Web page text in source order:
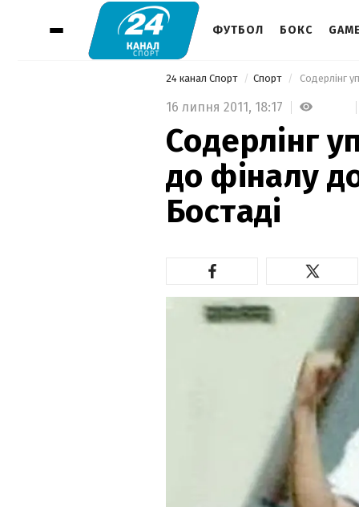
ФУТБОЛ БОКС
24 канал Спорт Спорт Содерлінг
16 липня 2011, 18:17
Содерлінг
до фіналу
Бостаді